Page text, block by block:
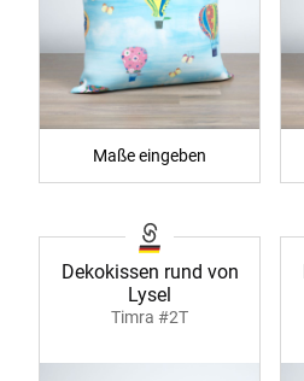
Maße eingeben
Dekokissen rund von
Lysel
Timra #2T